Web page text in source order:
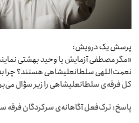
پرسش یک درویش:
«مگر مصطفی آزمایش یا وحید بهشتی
نعمت‌اللهی سلطانعلیشاهی هستند؟ چرا
کل فرقه‌ی سلطانعلیشاهی را زیر سؤال
پاسخ: ترک‌فعل آگاهانه‌ی سرکردگان فرقه